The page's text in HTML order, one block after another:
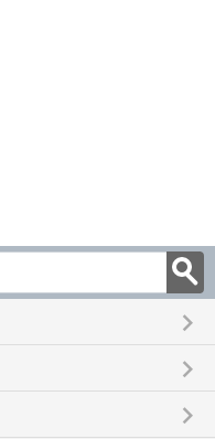
keyboard_arrow_right
keyboard_arrow_right
keyboard_arrow_right